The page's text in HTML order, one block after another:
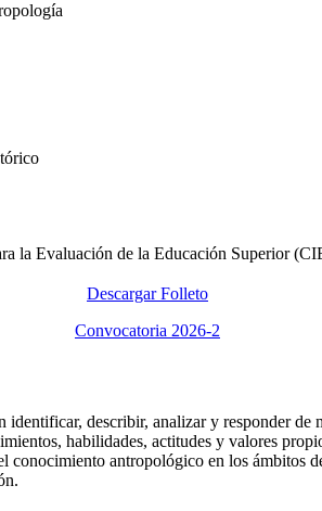
la Evaluación de la Educación Superior
Descargar Folleto
Convocatoria 2026-2
describir, analizar y responder
habilidades, actitudes y valores
conocimiento antropológico en los